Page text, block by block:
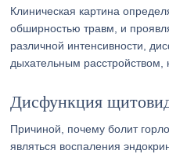
Клиническая картина
обширностью травм, и
различной интенсивности,
дыхательным расстройством,
Дисфункция
Причиной, почему болит
являться воспаления